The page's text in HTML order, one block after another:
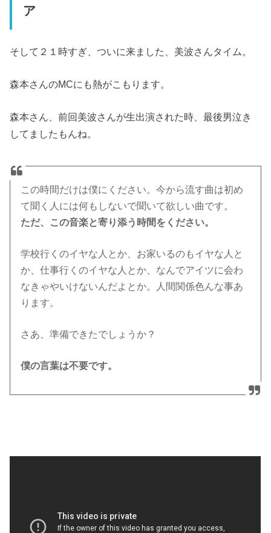
ア
そして２１時すぎ、ついに来ました、美波さんタイム。
森本さんのMCにも熱がこもります。
森本さん、前回美波さんが生出演された時、最後男泣き
してましたもんね。
この時間だけは僕にください。今から流す曲は初め
て聞く人には何もしないで聞いて欲しい曲です。
ただ、この音楽と寄り添う時間をください。
学校行くのイヤな人とか、お家いるのもイヤな人と
か、仕事行くのイヤな人とか、なんでアイツに会わ
なきゃやいけないんだよとか。人間関係色んな事あ
ります。
さあ、準備できたでしょうか？
僕の言葉は不要です。